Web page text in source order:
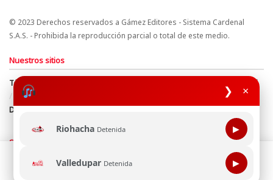
❯ ×
Riohacha Detenida ▶
Valledupar Detenida ▶
© 2023 Derechos reservados a Gámez Editores - Sistema Cardenal
S.A.S. - Prohibida la reproducción parcial o total de este medio.
Nuestros sitios
Términos y Condiciones
Derechos de Autor y Propiedad Intelectual
Política de uso de cookies
Política de Tratamiento de Datos
Directrices Editoriales
Síguenos
Esta página web usa cookie para mejorar tu experiencia de
navegación, al continuar aceptas nuestra política de uso de